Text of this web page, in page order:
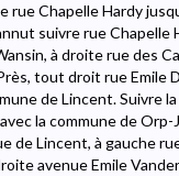
rue Chapelle Hardy
suivre rue
à droite rue des
tout droit rue Emile
de Lincent. Suivre
la commune de
de Lincent, à gauche
avenue Emile